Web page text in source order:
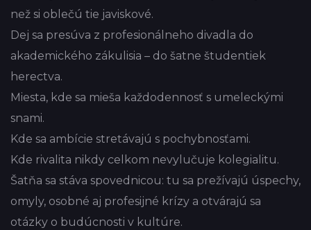
než si oblečú tie javiskové.
Dej sa presúva z profesionálneho divadla do
akademického zákulisia – do šatne študentiek
herectva.
Miesta, kde sa mieša každodennosť s umeleckými
snami.
Kde sa ambície stretávajú s pochybnosťami.
Kde rivalita nikdy celkom nevylučuje kolegialitu.
Šatňa sa stáva spovednicou: tu sa prežívajú úspechy,
omyly, osobné aj profesijné krízy a otvárajú sa
otázky o budúcnosti v kultúre.